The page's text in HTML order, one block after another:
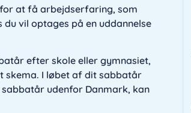
at få arbejdserfaring, som
vil optages på en uddannelse
efter skole eller gymnasiet,
skema. I løbet af dit sabbatår
udenfor Danmark, kan